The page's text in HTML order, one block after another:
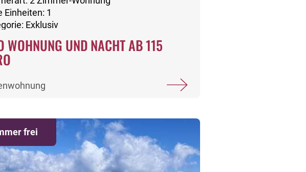
Einheiten: 1
Exklusiv
WOHNUNG UND NACHT AB 115
frei